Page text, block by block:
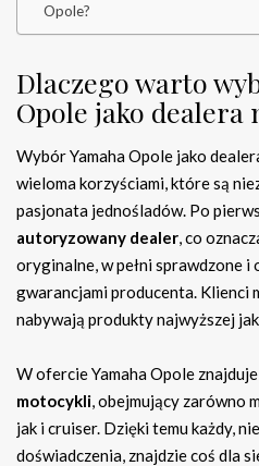
Opole?
Dlaczego warto
Opole jako dealera
Wybór Yamaha Opole jako
wieloma korzyściami, które są
pasjonata jednośladów. Po
autoryzowany dealer, co
oryginalne, w pełni sprawdzone
gwarancjami producenta. Klienci
nabywają produkty najwyższej
W ofercie Yamaha Opole
motocykli, obejmujący zarówno
jak i cruiser. Dzięki temu każdy,
doświadczenia, znajdzie coś dla